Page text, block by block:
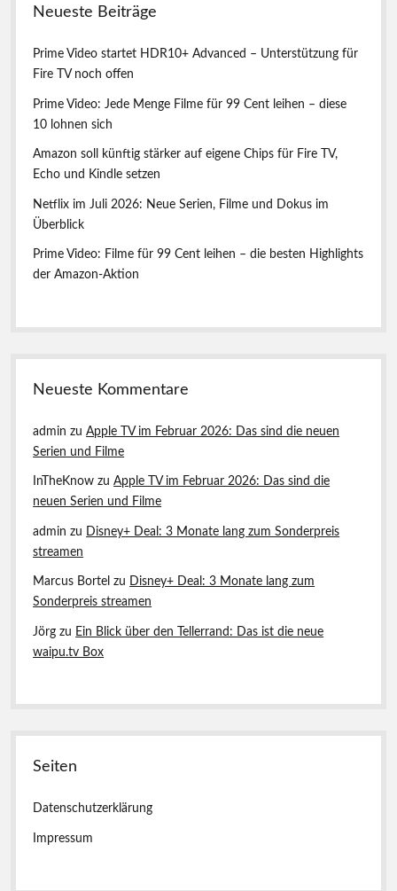
Neueste Beiträge
Prime Video startet HDR10+ Advanced – Unterstützung für
Fire TV noch offen
Prime Video: Jede Menge Filme für 99 Cent leihen – diese
10 lohnen sich
Amazon soll künftig stärker auf eigene Chips für Fire TV,
Echo und Kindle setzen
Netflix im Juli 2026: Neue Serien, Filme und Dokus im
Überblick
Prime Video: Filme für 99 Cent leihen – die besten Highlights
der Amazon-Aktion
Neueste Kommentare
admin zuApple TV im Februar 2026: Das sind die neuen
Serien und Filme
InTheKnow zuApple TV im Februar 2026: Das sind die
neuen Serien und Filme
admin zu Disney+ Deal: 3 Monate lang zum Sonderpreis
streamen
Marcus Bortel zu Disney+ Deal: 3 Monate lang zum
Sonderpreis streamen
Jörg zu Ein Blick über den Tellerrand: Das ist die neue
waipu.tv Box
Seiten
Datenschutzerklärung
Impressum